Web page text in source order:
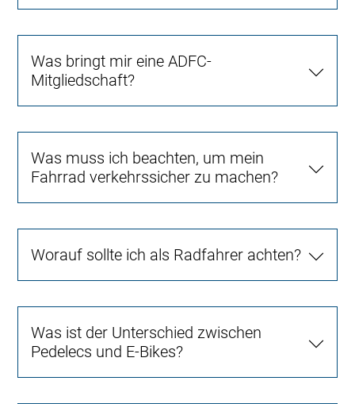
Was bringt mir eine ADFC-
Mitgliedschaft?
Was muss ich beachten, um mein
Fahrrad verkehrssicher zu machen?
Worauf sollte ich als Radfahrer achten?
Was ist der Unterschied zwischen
Pedelecs und E-Bikes?